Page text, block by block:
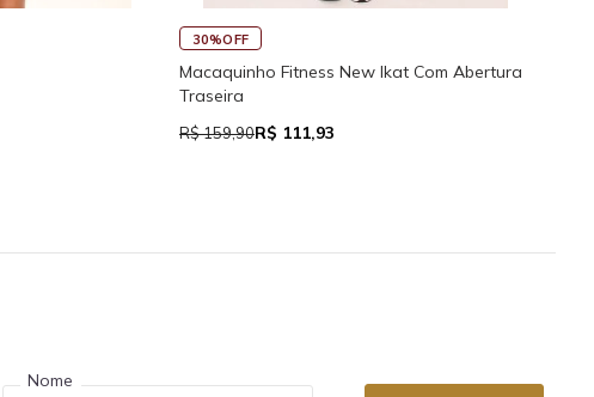
30%OFF
Macaquinho Fitness New Ikat Com Abertura
Traseira
R$ 159,90R$ 111,93
Nome